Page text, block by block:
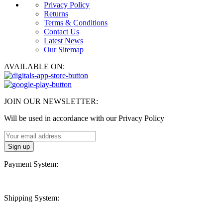
Privacy Policy
Returns
Terms & Conditions
Contact Us
Latest News
Our Sitemap
AVAILABLE ON:
JOIN OUR NEWSLETTER:
Will be used in accordance with our Privacy Policy
Payment System:
Shipping System: